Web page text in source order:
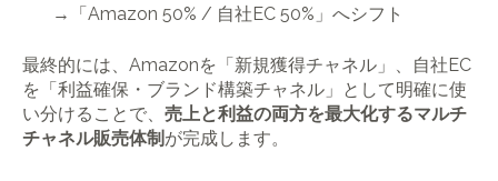
→「Amazon 50% / 自社EC 50%」へシフト
最終的には、Amazonを「新規獲得チャネル」、自社EC
を「利益確保・ブランド構築チャネル」として明確に使
い分けることで、 売上と利益の両方を最大化するマルチ
チャネル販売体制 が完成します。